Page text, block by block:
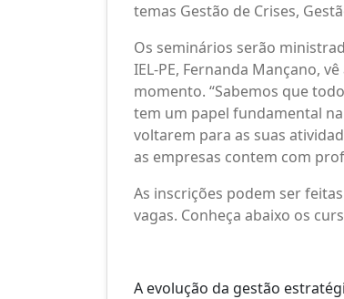
temas Gestão de Crises,
Os seminários serão
IEL-PE, Fernanda Mançano,
momento. “Sabemos que
tem um papel fundamental
voltarem para as suas
as empresas contem com
As inscrições podem ser
vagas. Conheça abaixo os
A evolução da gestão